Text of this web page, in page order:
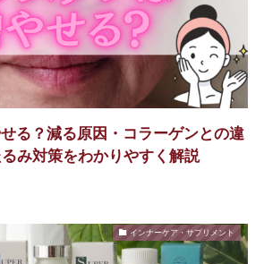
る？減る原因・コラーゲンとの違
み対策をわかりやすく解説
インナーケア・サプリメント